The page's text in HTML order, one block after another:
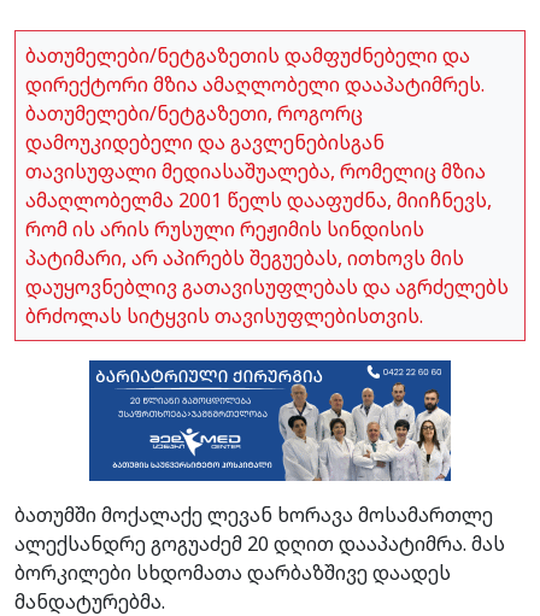
ბათუმელები/ნეტგაზეთის დამფუძნებელი და
დირექტორი მზია ამაღლობელი დააპატიმრეს.
ბათუმელები/ნეტგაზეთი, როგორც
დამოუკიდებელი და გავლენებისგან
თავისუფალი მედიასაშუალება, რომელიც მზია
ამაღლობელმა 2001 წელს დააფუძნა, მიიჩნევს,
რომ ის არის რუსული რეჟიმის სინდისის
პატიმარი, არ აპირებს შეგუებას, ითხოვს მის
დაუყოვნებლივ გათავისუფლებას და აგრძელებს
ბრძოლას სიტყვის თავისუფლებისთვის.
ბათუმში მოქალაქე ლევან ხორავა მოსამართლე
ალექსანდრე გოგუაძემ 20 დღით დააპატიმრა. მას
ბორკილები სხდომათა დარბაზშივე დაადეს
მანდატურებმა.